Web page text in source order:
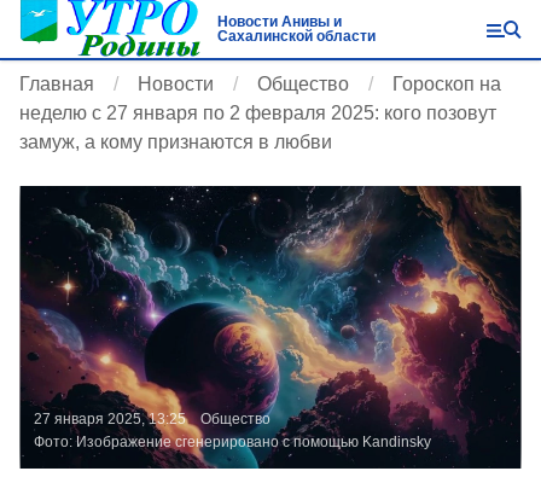
Новости Анивы и
Сахалинской области
Главная Новости Общество
Гороскоп на
неделю с 27 января по 2 февраля 2025: кого позовут
замуж, а кому признаются в любви
27 января 2025, 13:25
Общество
Фото:Изображение сгенерировано с помощью Kandinsky